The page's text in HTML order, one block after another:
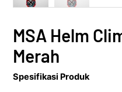
MSA Helm
Merah
Spesifikasi Produk